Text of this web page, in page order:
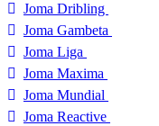
Joma Dribling
Joma Gambeta
Joma Liga
Joma Maxima
Joma Mundial
Joma Reactive